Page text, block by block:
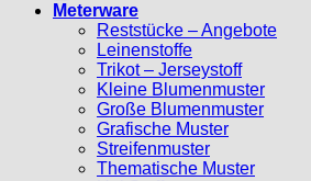
Meterware
Reststücke – Angebote
Leinenstoffe
Trikot – Jerseystoff
Kleine Blumenmuster
Große Blumenmuster
Grafische Muster
Streifenmuster
Thematische Muster